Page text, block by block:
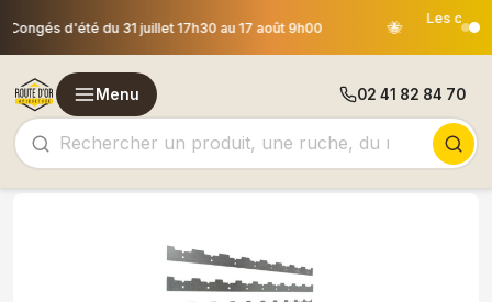
🐝
Les commandes passées après le 30 juillet 12h00 seront
expédiées le 18 août
Menu 02 41 82 84 70